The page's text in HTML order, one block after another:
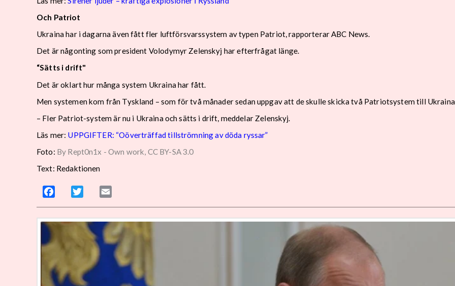
Och Patriot
Ukraina har i dagarna även fått fler luftförsvarssystem av typen Patriot, rapporterar ABC News.
Det är någonting som president Volodymyr Zelenskyj har efterfrågat länge.
“Sätts i drift"
Det är oklart hur många system Ukraina har fått.
Men systemen kom från Tyskland – som för två månader sedan uppgav att de skulle skicka två Patriotsystem till
– Fler Patriot-system är nu i Ukraina och sätts i drift, meddelar Zelenskyj.
Läs mer: UPPGIFTER: “Oöverträffad tillströmning av döda ryssar”
Foto: By Rept0n1x - Own work, CC BY-SA 3.0
Text: Redaktionen
Facebook Twitter